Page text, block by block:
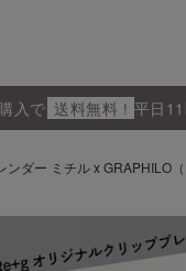
入で 送料無料 ! 平日
ダー ミチル x GRAPHILO（